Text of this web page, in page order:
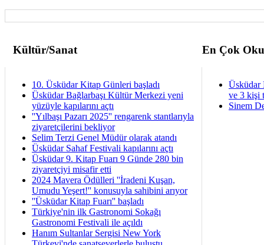
Kültür/Sanat En Çok
10. Üsküdar Kitap Günleri başladı
Üsküdar Bağlarbaşı Kültür Merkezi yeni
yüzüyle kapılarını açtı
''Yılbaşı Pazarı 2025'' rengarenk stantlarıyla
ziyaretçilerini bekliyor
Selim Terzi Genel Müdür olarak atandı
Üsküdar Sahaf Festivali kapılarını açtı
Üsküdar 9. Kitap Fuarı 9 Günde 280 bin
ziyaretçiyi misafir etti
2024 Mavera Ödülleri ''İradeni Kuşan,
Umudu Yeşert!'' konusuyla sahibini arıyor
''Üsküdar Kitap Fuarı'' başladı
Türkiye'nin ilk Gastronomi Sokağı
Gastronomi Festivali ile açıldı
Hanım Sultanlar Sergisi New York
Üsküdar
ve 3 kişi
Sinem